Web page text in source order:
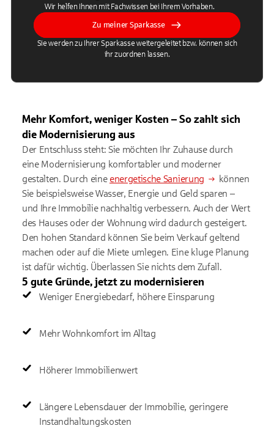
Wir helfen Ihnen mit Fachwissen bei Ihrem Vorhaben.
Zu meiner Sparkasse
Sie werden zu Ihrer Sparkasse weitergeleitet bzw. können sich
ihr zuordnen lassen.
Mehr Komfort, weniger Kosten – So zahlt sich
die Modernisierung aus
Der Entschluss steht: Sie möchten Ihr Zuhause durch
eine Modernisierung komfortabler und moderner
gestalten. Durch eine energetische Sanierung
können
Sie beispielsweise Wasser, Energie und Geld sparen –
und Ihre Immobilie nachhaltig verbessern. Auch der Wert
des Hauses oder der Wohnung wird dadurch gesteigert.
Den hohen Standard können Sie beim Verkauf geltend
machen oder auf die Miete umlegen. Eine kluge Planung
ist dafür wichtig. Überlassen Sie nichts dem Zufall.
5 gute Gründe, jetzt zu modernisieren
Weniger Energiebedarf, höhere Einsparung
Mehr Wohnkomfort im Alltag
Höherer Immobilienwert
Längere Lebensdauer der Immobilie, geringere
Instandhaltungskosten